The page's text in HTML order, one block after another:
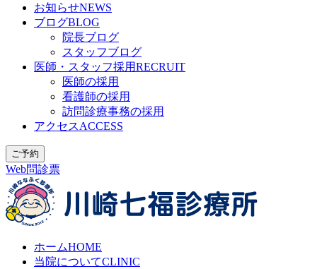
お知らせNEWS
ブログBLOG
院長ブログ
スタッフブログ
医師・スタッフ採用RECRUIT
医師の採用
看護師の採用
訪問診療事務の採用
アクセスACCESS
ご予約
Web問診票
ホームHOME
当院についてCLINIC